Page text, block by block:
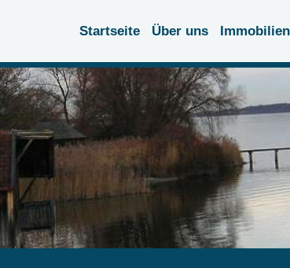
Startseite Über uns Immobilien